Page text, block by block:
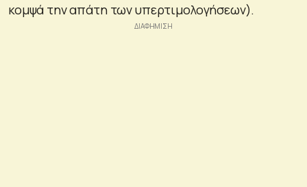
κομψά την απάτη των υπερτιμολογήσεων).